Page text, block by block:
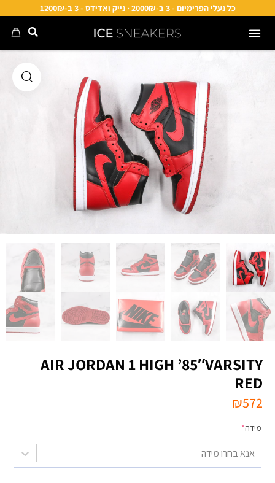
כל נעלי הפרימיום - 3 ב-2000₪ · נייק ואדידס - 3 ב-1200₪
AIR JORDAN 1 HIGH ’85″VARSITY
RED
₪572
מידה*
אנא בחרו מידה